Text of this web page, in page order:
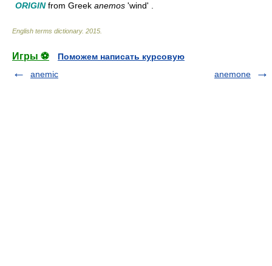
ORIGINfrom Greek anemos 'wind' .
English terms dictionary. 2015
Игры ⚽
Поможем написать курсовую
anemic
anemone